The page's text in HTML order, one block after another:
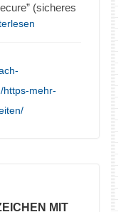
(sicheres
https-mehr-
MIT